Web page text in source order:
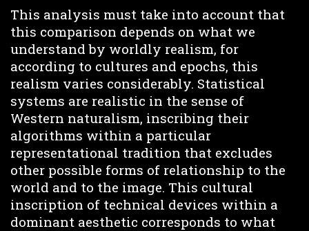
This analysis must take into account that
this comparison depends on what we
understand by worldly realism, for
according to cultures and epochs, this
realism varies considerably. Statistical
systems are realistic in the sense of
Western naturalism, inscribing their
algorithms within a particular
representational tradition that excludes
other possible forms of relationship to the
world and to the image. This cultural
inscription of technical devices within a
dominant aesthetic corresponds to what